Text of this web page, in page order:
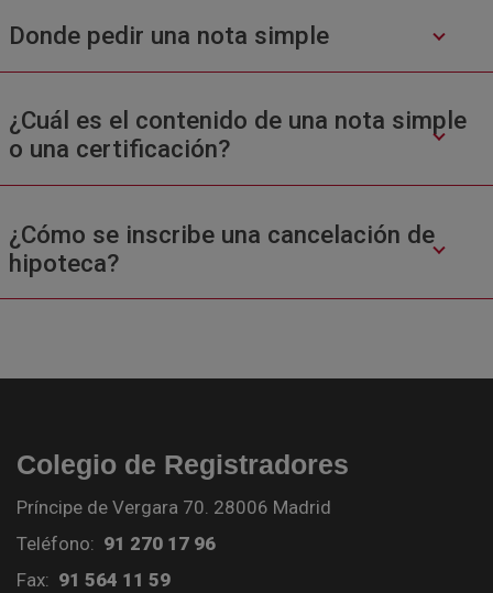
Donde pedir una nota simple
¿Cuál es el contenido de una nota simple
o una certificación?
¿Cómo se inscribe una cancelación de
hipoteca?
Colegio de Registradores
Príncipe de Vergara 70. 28006 Madrid
Teléfono: 91 270 17 96
Fax: 91 564 11 59